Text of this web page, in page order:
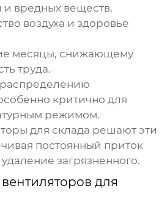
вредных веществ,
воздуха и здоровье
месяцы, снижающему
труда.
критично для
режимом.
для склада решают эти
постоянный приток
загрязненного.
для